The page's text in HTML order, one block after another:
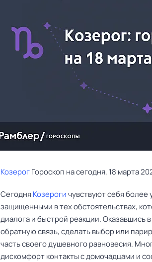
КозерогГороскоп на сегодня, 18 марта
СегодняКозерогичувствуют себя более
защищенными в тех обстоятельствах,
диалога и быстрой реакции. Оказавшись
обратную связь, сделать выбор или
часть своего душевного равновесия.
дискомфорт контакты с домочадцами и